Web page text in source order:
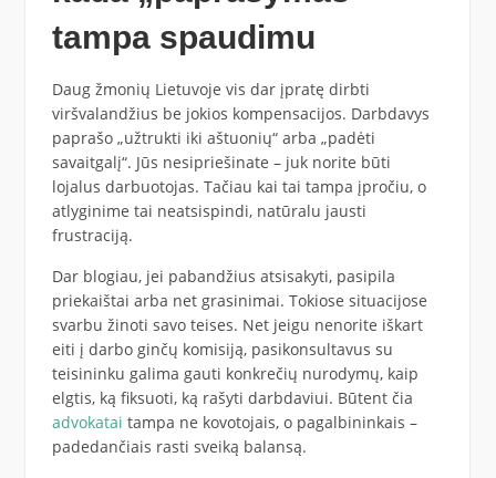
tampa spaudimu
Daug žmonių Lietuvoje vis dar įpratę dirbti
viršvalandžius be jokios kompensacijos. Darbdavys
paprašo „užtrukti iki aštuonių“ arba „padėti
savaitgalį“. Jūs nesipriešinate – juk norite būti
lojalus darbuotojas. Tačiau kai tai tampa įpročiu, o
atlyginime tai neatsispindi, natūralu jausti
frustraciją.
Dar blogiau, jei pabandžius atsisakyti, pasipila
priekaištai arba net grasinimai. Tokiose situacijose
svarbu žinoti savo teises. Net jeigu nenorite iškart
eiti į darbo ginčų komisiją, pasikonsultavus su
teisininku galima gauti konkrečių nurodymų, kaip
elgtis, ką fiksuoti, ką rašyti darbdaviui. Būtent čia
advokatai tampa ne kovotojais, o pagalbininkais –
padedančiais rasti sveiką balansą.